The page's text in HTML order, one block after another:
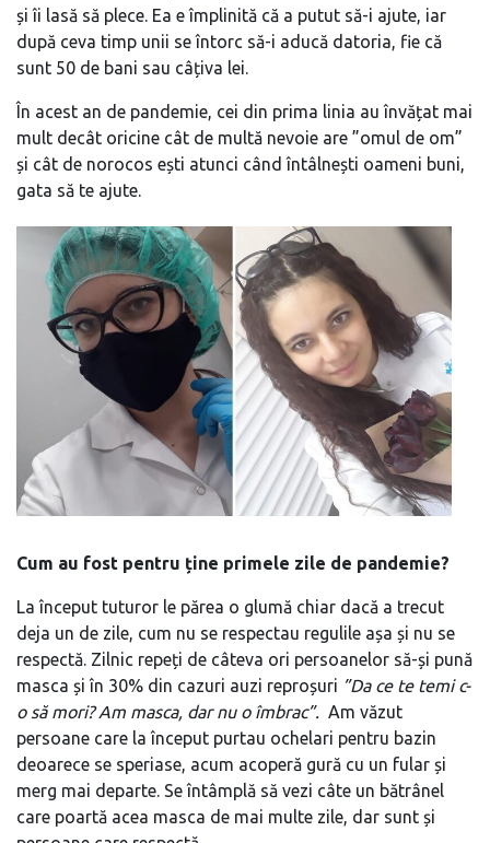
și îi lasă să plece. Ea e împlinită că a putut să-i ajute, iar
după ceva timp unii se întorc să-i aducă datoria, fie că
sunt 50 de bani sau câțiva lei.
În acest an de pandemie, cei din prima linia au învățat mai
mult decât oricine cât de multă nevoie are ”omul de om”
și cât de norocos ești atunci când întâlnești oameni buni,
gata să te ajute.
Cum au fost pentru ține primele zile de pandemie?
La început tuturor le părea o glumă chiar dacă a trecut
deja un de zile, cum nu se respectau regulile așa și nu se
respectă. Zilnic repeți de câteva ori persoanelor să-și pună
masca și în 30% din cazuri auzi reproșuri ”Da ce te temi c-
o să mori? Am masca, dar nu o îmbrac”. Am văzut
persoane care la început purtau ochelari pentru bazin
deoarece se speriase, acum acoperă gură cu un fular și
merg mai departe. Se întâmplă să vezi câte un bătrânel
care poartă acea masca de mai multe zile, dar sunt și